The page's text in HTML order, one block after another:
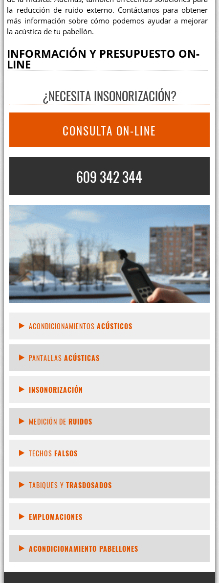
la reducción de ruido externo. Contáctanos para obtener
más información sobre cómo podemos ayudar a mejorar
la acústica de tu pabellón.
INFORMACIÓN Y PRESUPUESTO ON-
LINE
¿NECESITA INSONORIZACIÓN?
CONSULTA ON-LINE
609 342 344
ACONDICIONAMIENTOS ACÚSTICOS
PANTALLAS ACÚSTICAS
INSONORIZACIÓN
MEDICIÓN DE RUIDOS
TECHOS FALSOS
TABIQUES Y TRASDOSADOS
EMPLOMACIONES
ACONDICIONAMIENTO PABELLONES